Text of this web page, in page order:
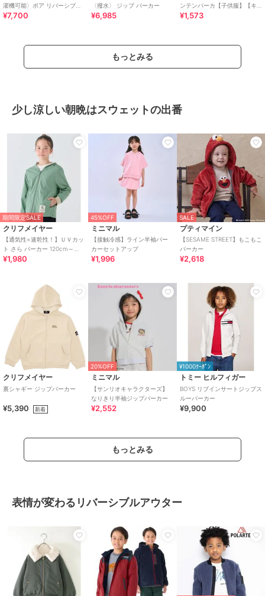
濯機可能〉ボア リバーシブル
ベスト
¥7,700
〈撥水〉 ジップ パーカー
¥6,985
ンテンパーカ【子供服】【キ
ッズ】【男の子】【女の子】
¥1,573
もっとみる
少し涼しい朝晩はスウェットの出番
期間限定SALE
クリフメイヤー
【通気性×速乾性！】ＵＶカッ
ト さら パーカー 120cm～
170cm
¥1,980
45%OFF
ミニマル
【接触冷感】ライン半袖パー
カーセットアップ
¥1,996
SALE
プティマイン
【SESAME STREET】もこもこ
パーカー
¥2,618
クリフメイヤー
裏シャギー ジップパーカー
¥5,390 新着
20%OFF
ミニマル
【サンリオキャラクターズ】
なりきり半袖ジップパーカー
¥2,552
¥1000ｸｰﾎﾟﾝ
トミー ヒルフィガー
BOYS リブインサートジップス
ルーパーカー
¥9,900
もっとみる
表情が変わるリバーシブルアウター